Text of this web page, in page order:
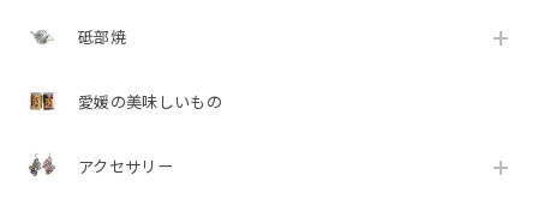
砥部焼
愛媛の美味しいもの
アクセサリー